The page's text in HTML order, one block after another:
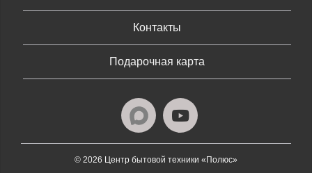
Контакты
Подарочная карта
© 2026 Центр бытовой техники «Полюс»